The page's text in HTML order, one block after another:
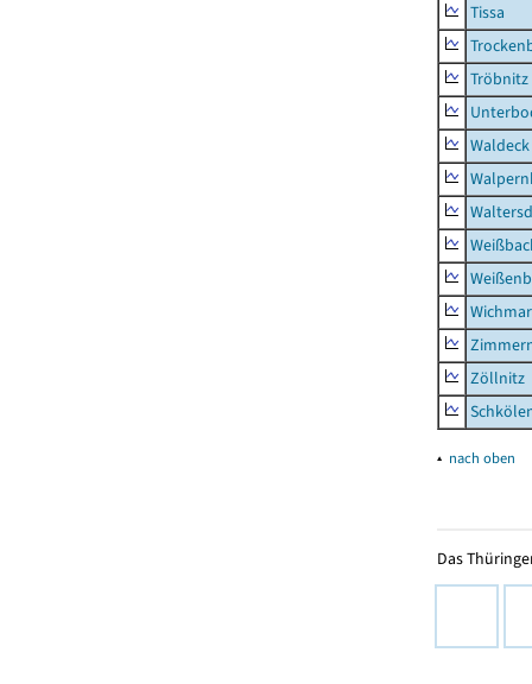
Tissa
Tröbnitz
Waldeck
Wichmar
Zöllnitz
▴ nach oben
Das